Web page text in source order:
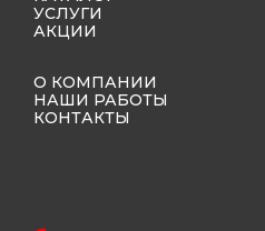
УСЛУГИ
АКЦИИ
О КОМПАНИИ
НАШИ РАБОТЫ
КОНТАКТЫ